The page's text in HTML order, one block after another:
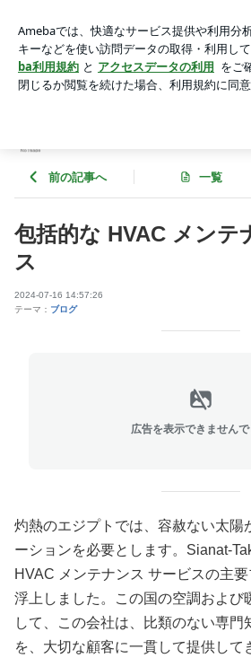
アプリをダウンロードして ブログの更新通
ょう。
前の記事へ 一覧
包括的な HVAC メンテ
ス
2024-07-16 14:57:26
テーマ： ブログ
広告を表示できませんで
灼熱のエジプトでは、容赦ない太陽
ーションを必要とします。Sianat-
HVAC メンテナンス サービスの主
浮上しました。この国の空調および
して、この会社は、比類のない専門
を、大切な顧客に一貫して提供して